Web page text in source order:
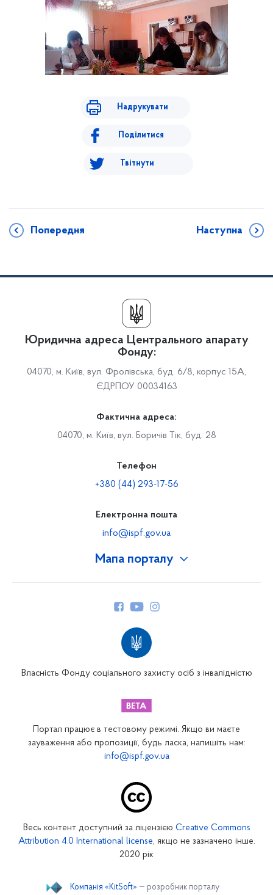
Надрукувати
Поділитися
Твітнути
Попередня Наступна
Мапа порталу
Закарпатське відділення
Запорізьке відділення
Кіровоградське відділення
Миколаївське відділення
Юридична адреса Центрального апарату
Фонду:
04070, м. Київ, вул. Фролівська, буд. 6/8, корпус 15А,
ЄДРПОУ 00034163
Фактична адреса:
04070, м. Київ, вул. Боричів Тік, буд. 28
Телефон
+380 (44) 293-17-56
Електронна пошта
info@ispf.gov.ua
Власність Фонду соціального захисту осіб з інвалідністю
Портал працює в тестовому режимі. Якщо ви маєте
зауваження або пропозиції, будь ласка, напишіть нам:
info@ispf.gov.ua
Весь контент доступний за ліцензією Creative Commons
Attribution 4.0 International license, якщо не зазначено інше.
2020 рік
Компанія «KitSoft» — розробник порталу